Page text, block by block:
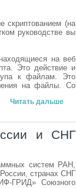
скриптованием (на
руководстве вы
на веб
Это действие и
к файлам. Это
на файлы. Со
Читать дальше
и СНГ
систем РАН,
странах СНГ
ГРИД» Союзного